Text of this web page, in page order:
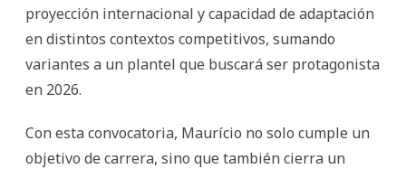
proyección internacional y capacidad de adaptación
en distintos contextos competitivos, sumando
variantes a un plantel que buscará ser protagonista
en 2026.
Con esta convocatoria, Maurício no solo cumple un
objetivo de carrera, sino que también cierra un